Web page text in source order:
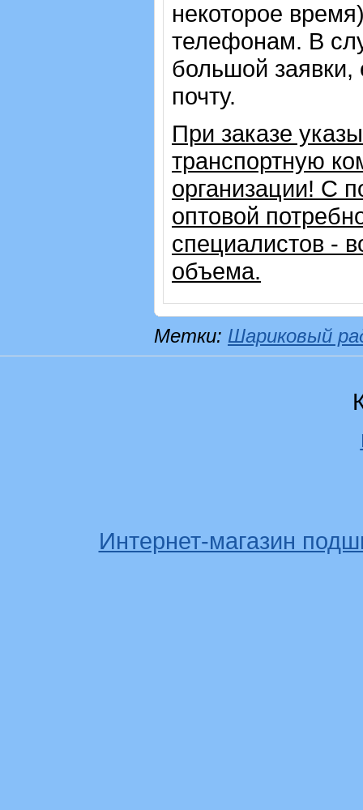
некоторое
телефонам. В
большой заявки,
почту.
При заказе
транспортную
организации! С
оптовой
специалистов -
объема.
Метки: Шариковый
Интернет-магазин